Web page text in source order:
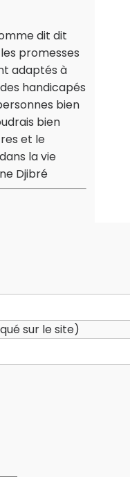
dit dit
promesses
adaptés à
handicapés
bien
bien
et le
la vie
Djibré
sur le site)